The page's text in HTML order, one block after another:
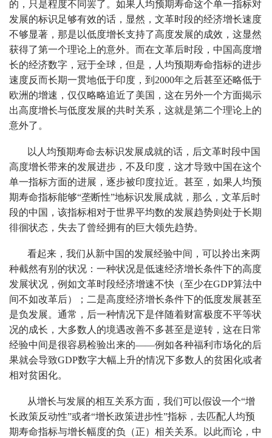
的，只是程度不同罢了。如果人均预期寿命这个单一指标对
发展的标识足够有效的话，显然，文革时段的经济增长速度
不够显著，那是以低度增长支持了高度发展的成效，这显然
获得了第一个理论上的意外。而在文革后时段，中国高度增
长的经济数字，冠于全球，但是，人均预期寿命指标的进步
速度反而长期一贯地低于印度，到2000年之后甚至还略低于
欧洲的增速，仅仅略略追近了美国，这在另外一个方面揭示
出高度增长与低度发展的共时关系，这就是第二个理论上的
意外了。
以人均预期寿命去标识发展成就的话，后文革时段中国
高度增长带来的发展进步，不及印度，这才导致中国在这个
单一指标方面的进展，逐步被印度拉近。甚至，如果人均预
期寿命指标能够“垄断性”地标识发展成就，那么，文革后时
段的中国，该指标相对于世界平均数的发展趋势则处于长期
徘徊状态，失去了曾经拥有的巨大领先趋势。
看起来，我们从新中国的发展经验中间，可以拎出来两
种截然有别的状况：一种状况是低速经济增长条件下的高度
发展状况，例如文革时段经济增速不快（至少在GDP算法中
间不如改革后）；二是高度经济增长条件下的低度发展甚至
是负发展。通常，后一种情况下是伴随着财富极度不平等状
况的成长，大多数人的境遇改善不多甚至是逆转，这在日常
经验中间是很容易检验出来的——例如各种福利市场化的后
果就会导致GDP数字大幅上升的情况下多数人的贫困化或者
相对贫困化。
从增长与发展的相互关系方面，我们可以假设一个“增
长政策反动性”或者“增长政策进步性”指标，去匹配人均预
期寿命指标与增长幅度的负（正）相关关系。以此而论，中